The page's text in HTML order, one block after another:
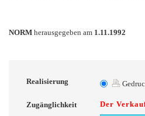
NORM herausgegeben am 1.11.1992
Realisierung
Zugänglichkeit Der